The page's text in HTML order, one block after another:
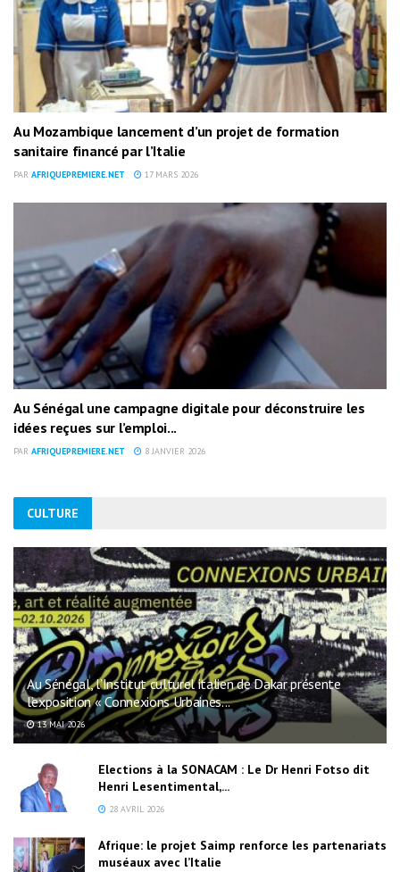
Au Mozambique lancement d’un projet de formation
sanitaire financé par l’Italie
PAR AFRIQUEPREMIERE.NET 17 MARS 2026
Au Sénégal une campagne digitale pour déconstruire les
idées reçues sur l’emploi...
PAR AFRIQUEPREMIERE.NET 8 JANVIER 2026
CULTURE
Au Sénégal, l’Institut culturel italien de Dakar présente
l’exposition « Connexions Urbaines...
13 MAI 2026
Elections à la SONACAM : Le Dr Henri Fotso dit
Henri Lesentimental,...
28 AVRIL 2026
Afrique: le projet Saimp renforce les partenariats
muséaux avec l’Italie